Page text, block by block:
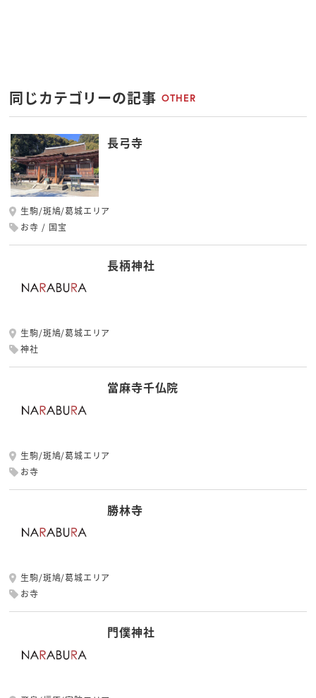
同じカテゴリーの記事 OTHER
長弓寺
生駒/斑鳩/葛城エリア
お寺
国宝
長柄神社
生駒/斑鳩/葛城エリア
神社
當麻寺千仏院
生駒/斑鳩/葛城エリア
お寺
勝林寺
生駒/斑鳩/葛城エリア
お寺
門僕神社